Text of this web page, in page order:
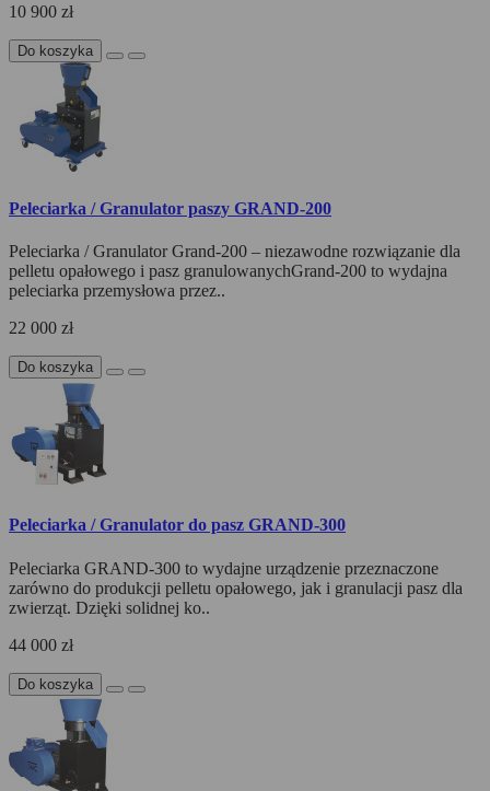
10 900 zł
Do koszyka
Peleciarka / Granulator paszy GRAND-200
Peleciarka / Granulator Grand-200 – niezawodne rozwiązanie dla
pelletu opałowego i pasz granulowanychGrand-200 to wydajna
peleciarka przemysłowa przez..
22 000 zł
Do koszyka
Peleciarka / Granulator do pasz GRAND-300
Peleciarka GRAND-300 to wydajne urządzenie przeznaczone
zarówno do produkcji pelletu opałowego, jak i granulacji pasz dla
zwierząt. Dzięki solidnej ko..
44 000 zł
Do koszyka